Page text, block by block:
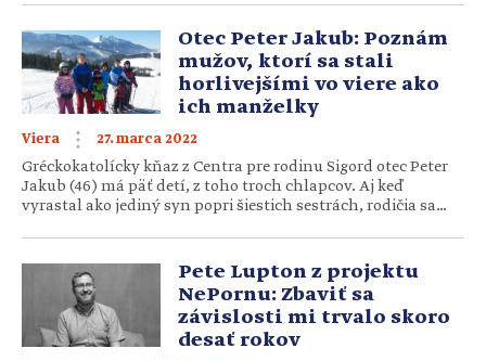
týždňu manželstva. Zaspomínala si, ako kedysi prežívala
animátorskú službu na Ukrajine aj ako vidí terajšiu situáciu.
Hoci má práve od herectva pauzu, vysvetľuje, ako sa […]
Otec Peter Jakub: Poznám
mužov, ktorí sa stali
horlivejšími vo viere ako
ich manželky
Viera 27. marca 2022
Gréckokatolícky kňaz z Centra pre rodinu Sigord otec Peter
Jakub (46) má päť detí, z toho troch chlapcov. Aj keď
vyrastal ako jediný syn popri šiestich sestrách, rodičia sa
dozrieť a dokonca sa stať kňazom rodiny? Otec Peter
spomína svoje skúsenosti a radí mužom, ako […]
Pete Lupton z projektu
NePornu: Zbaviť sa
závislosti mi trvalo skoro
desať rokov